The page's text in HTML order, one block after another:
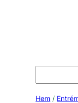
Hem /